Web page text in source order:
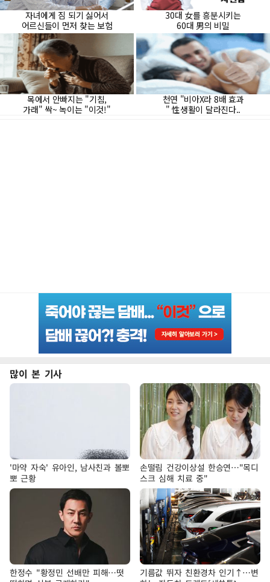
많이 본 기사
'마약 자숙' 유아인, 남사친과 볼뽀
뽀 근황
손떨림 건강이상설 한승연…"목디
스크 심해 치료 중"
한정수 "황정민 선배만 피해…떳
기름값 뛰자 친환경차 인기↑…변